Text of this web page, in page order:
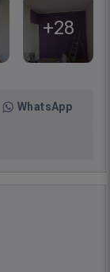
+28
WhatsApp